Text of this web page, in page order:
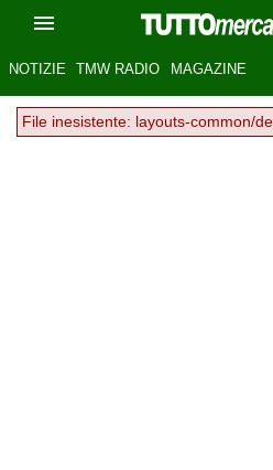
NOTIZIE TMW RADIO MAGAZINE
File inesistente: layouts-common/